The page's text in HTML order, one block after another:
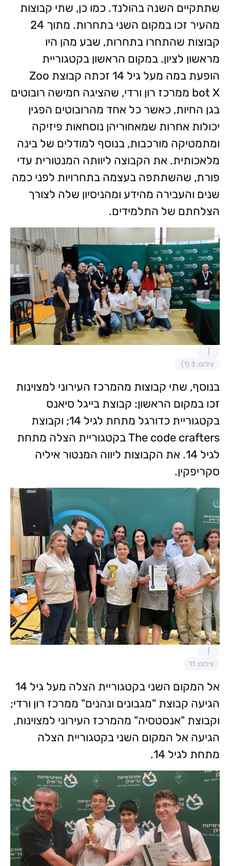
שתתקיים השנה בהולנד. כמו כן, שתי קבוצות
מהעיר זכו במקום השני בתחרות. מתוך 24
קבוצות שהתחרו בתחרות, שבע מהן היו
מראשון לציון. במקום הראשון בקטגוריית
הופעת במה מעל גיל 14 זכתה קבוצת Zoo
bot X ממרכז רון ורדי, שהציגה חמישה רובוטים
בגן החיות, כאשר כל אחד מהרובוטים הפגין
יכולות אחרות שמאחוריהן נוסחאות פיזיקה
ומתמטיקה מורכבות, בנוסף למודלים של בינה
מלאכותית. את הקבוצה ליוותה המנטורית עדי
פורת, שהשתתפה בעצמה בתחרויות לפני כמה
שנים והעבירה מהידע ומהניסיון שלה לצורך
הצלחתם של התלמידים.
צילום: 3 (1)
בנוסף, שתי קבוצות מהמרכז העירוני למצוינות
זכו במקום הראשון: קבוצת בייגל סיאנס
בקטגוריית כדורגל מתחת לגיל 14; וקבוצת
The code crafters בקטגוריית הצלה מתחת
לגיל 14. את הקבוצות ליווה המנטור איליה
סקריפקין.
צילום: 11
אל המקום השני בקטגוריית הצלה מעל גיל 14
הגיעה קבוצת "מגבונים ונהנים" ממרכז רון ורדי;
וקבוצת "אנסטסיה" מהמרכז העירוני למצוינות,
הגיעה אל המקום השני בקטגוריית הצלה
מתחת לגיל 14.